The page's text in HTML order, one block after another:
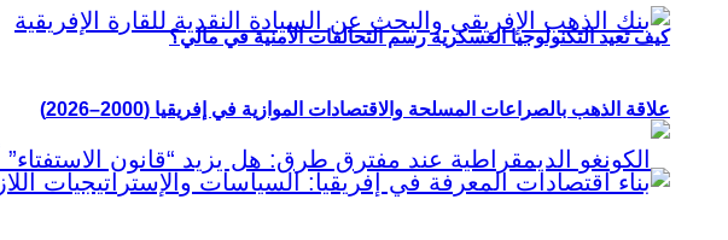
كيف تعيد التكنولوجيا العسكرية رسم التحالفات الأمنية في مالي؟
علاقة الذهب بالصراعات المسلحة والاقتصادات الموازية في إفريقيا (2000–2026)